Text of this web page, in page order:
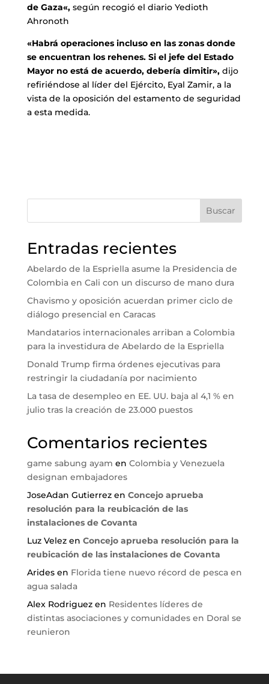
de Gaza«,según recogió el diario Yedioth
Ahronoth
«Habrá operaciones incluso en las zonas donde
se encuentran los rehenes. Si el jefe del Estado
Mayor no está de acuerdo, debería dimitir», dijo
refiriéndose al líder del Ejército, Eyal Zamir, a la
vista de la oposición del estamento de seguridad
a esta medida.
Buscar
Entradas recientes
Abelardo de la Espriella asume la Presidencia de
Colombia en Cali con un discurso de mano dura
Chavismo y oposición acuerdan primer ciclo de
diálogo presencial en Caracas
Mandatarios internacionales arriban a Colombia
para la investidura de Abelardo de la Espriella
Donald Trump firma órdenes ejecutivas para
restringir la ciudadanía por nacimiento
La tasa de desempleo en EE. UU. baja al 4,1 % en
julio tras la creación de 23.000 puestos
Comentarios recientes
game sabung ayam en Colombia y Venezuela
designan embajadores
JoseAdan Gutierrezen Concejo aprueba
resolución para la reubicación de las
instalaciones de Covanta
Luz Velezen Concejo aprueba resolución para la
reubicación de las instalaciones de Covanta
Aridesen Florida tiene nuevo récord de pesca en
agua salada
Alex Rodriguezen Residentes líderes de
distintas asociaciones y comunidades en Doral se
reunieron